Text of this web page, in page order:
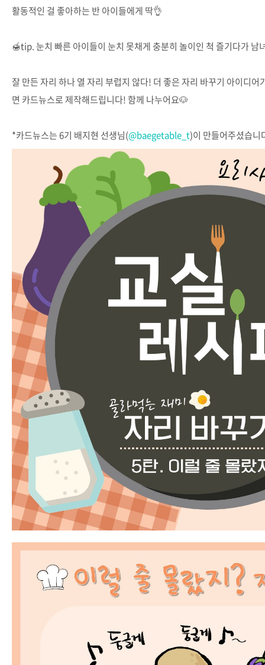
활동적인 걸 좋아하는 반 아이들에게 딱👌
🍯tip. 눈치 빠른 아이들이 눈치 못채게 충분히 놀이인 척 즐기다가 남
잘 만든 자리 하나 열 자리 부럽지 않다! 더 좋은 자리 바꾸기 아이디
면 카드뉴스로 제작해드립니다! 함께 나누어요🐶
*카드뉴스는 6기 배지현 선생님(@baegetable_t)이 만들어주셨습니